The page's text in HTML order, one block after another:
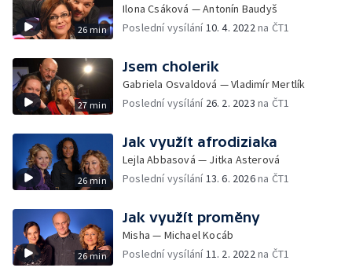
26 min
Ilona Csáková — Antonín Baudyš
Poslední vysílání10. 4. 2022na ČT1
27 min
Jsem cholerik
Gabriela Osvaldová — Vladimír Mertlík
Poslední vysílání 26. 2. 2023 na ČT1
26 min
Jak využít afrodiziaka
Lejla Abbasová — Jitka Asterová
Poslední vysílání13. 6. 2026na ČT1
26 min
Jak využít proměny
Misha — Michael Kocáb
Poslední vysílání11. 2. 2022na ČT1